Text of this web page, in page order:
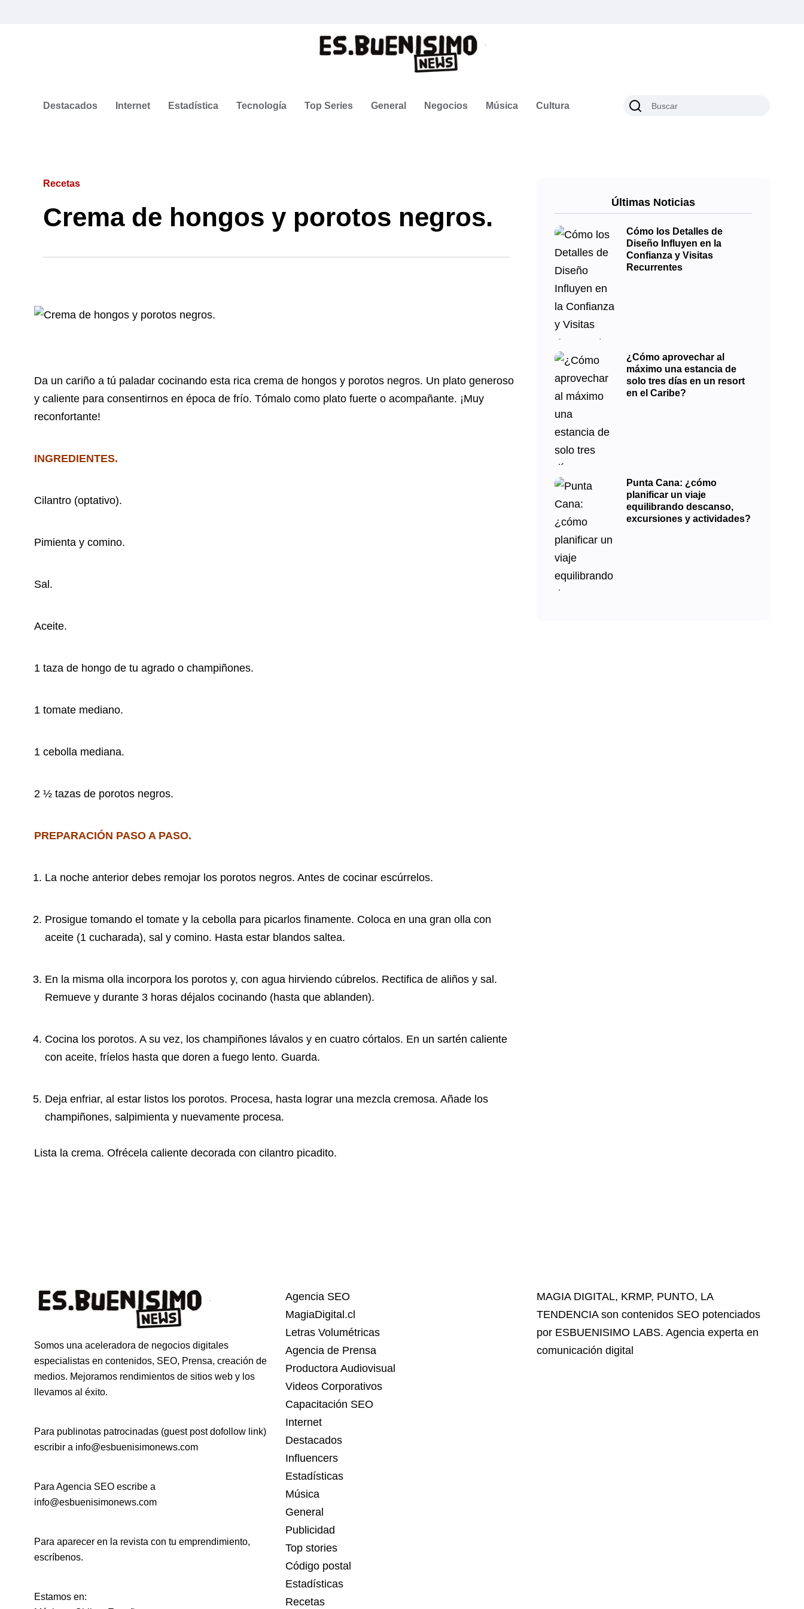
Destacados Internet Estadística Tecnología Top Series General Negocios Música Cultura
Recetas
Crema de hongos y porotos negros.
Da un cariño a tú paladar cocinando esta rica crema de hongos y porotos negros. Un plato generoso
y caliente para consentirnos en época de frío. Tómalo como plato fuerte o acompañante. ¡Muy
reconfortante!
INGREDIENTES.
Cilantro (optativo).
Pimienta y comino.
Sal.
Aceite.
1 taza de hongo de tu agrado o champiñones.
1 tomate mediano.
1 cebolla mediana.
2 ½ tazas de porotos negros.
PREPARACIÓN PASO A PASO.
La noche anterior debes remojar los porotos negros. Antes de cocinar escúrrelos.
Prosigue tomando el tomate y la cebolla para picarlos finamente. Coloca en una gran olla con
aceite (1 cucharada), sal y comino. Hasta estar blandos saltea.
En la misma olla incorpora los porotos y, con agua hirviendo cúbrelos. Rectifica de aliños y sal.
Remueve y durante 3 horas déjalos cocinando (hasta que ablanden).
Cocina los porotos. A su vez, los champiñones lávalos y en cuatro córtalos. En un sartén caliente
con aceite, fríelos hasta que doren a fuego lento. Guarda.
Deja enfriar, al estar listos los porotos. Procesa, hasta lograr una mezcla cremosa. Añade los
champiñones, salpimienta y nuevamente procesa.
Lista la crema. Ofrécela caliente decorada con cilantro picadito.
Últimas Noticias
Cómo los Detalles de
Diseño Influyen en la
Confianza y Visitas
Recurrentes
¿Cómo aprovechar al
máximo una estancia de
solo tres días en un resort
en el Caribe?
Punta Cana: ¿cómo
planificar un viaje
equilibrando descanso,
excursiones y actividades?
Somos una aceleradora de negocios digitales
especialistas en contenidos, SEO, Prensa, creación de
medios. Mejoramos rendimientos de sitios web y los
llevamos al éxito.
Para publinotas patrocinadas (guest post dofollow link)
escribir a info@esbuenisimonews.com
Para Agencia SEO escribe a
info@esbuenisimonews.com
Para aparecer en la revista con tu emprendimiento,
escríbenos.
Estamos en:
Agencia SEO
MagiaDigital.cl
Letras Volumétricas
Agencia de Prensa
Productora Audiovisual
Videos Corporativos
Capacitación SEO
Internet
Destacados
Influencers
Estadísticas
Música
General
Publicidad
Top stories
Código postal
Estadísticas
Recetas
MAGIA DIGITAL, KRMP, PUNTO, LA
TENDENCIAson contenidos SEO potenciados
por ESBUENISIMO LABS. Agencia experta en
comunicación digital